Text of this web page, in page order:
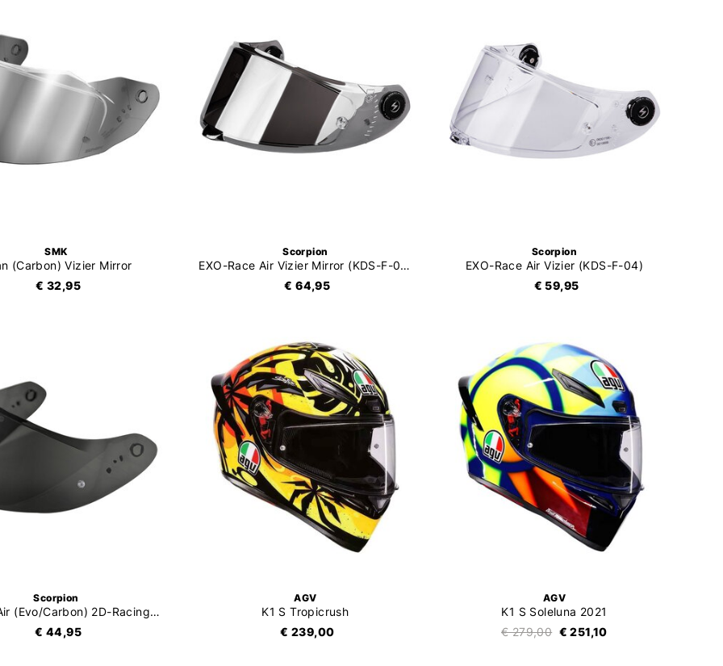
SMK
(Carbon) Vizier Mirror
€ 32,95
Scorpion
EXO-Race Air Vizier Mirror (KDS-F-04)
€ 64,95
Scorpion
EXO-Race Air Vizier (KDS-F-04)
€ 59,95
Scorpion
EXO-R1 Air (Evo/Carbon) 2D-Racing Vizier (KDF16-2) ECE22-05
€ 44,95
AGV
K1 S Tropicrush
€ 239,00
AGV
K1 S Soleluna 2021
€ 279,00 € 251,10